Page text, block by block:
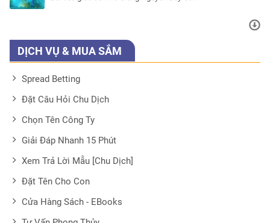
DỊCH VỤ & MUA SẮM
Spread Betting
Đặt Câu Hỏi Chu Dịch
Chọn Tên Công Ty
Giải Đáp Nhanh 15 Phút
Xem Trả Lời Mẫu [Chu Dịch]
Đặt Tên Cho Con
Cửa Hàng Sách - EBooks